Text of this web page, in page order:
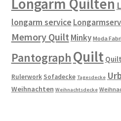
Longarm Quilten
longarm service
Memory Quilt Minky Moda
Pantograph Quilt
Rulerwork Sofadecke Tagesdecke
Weihnachten Weihnachtsdecke